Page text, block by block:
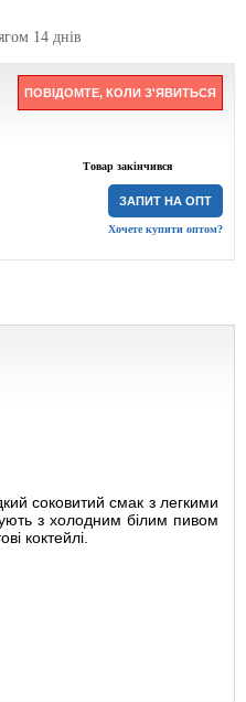
14 днів
ПОВІДОМТЕ, КОЛИ З'ЯВИТЬСЯ
Товар закінчився
ЗАПИТ НА ОПТ
Хочете купити оптом?
соковитий смак з легкими
з холодним білим пивом
коктейлі.